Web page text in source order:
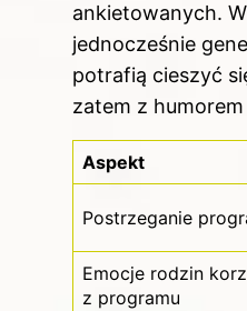
ankietowanych.
jednocześnie
potrafią cieszyć
zatem z
Aspekt
Postrzeganie
Emocje rodzin
z programu